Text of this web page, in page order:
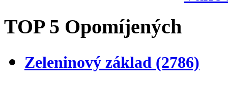
TOP 5 Opomíjených
Zeleninový základ (2786)